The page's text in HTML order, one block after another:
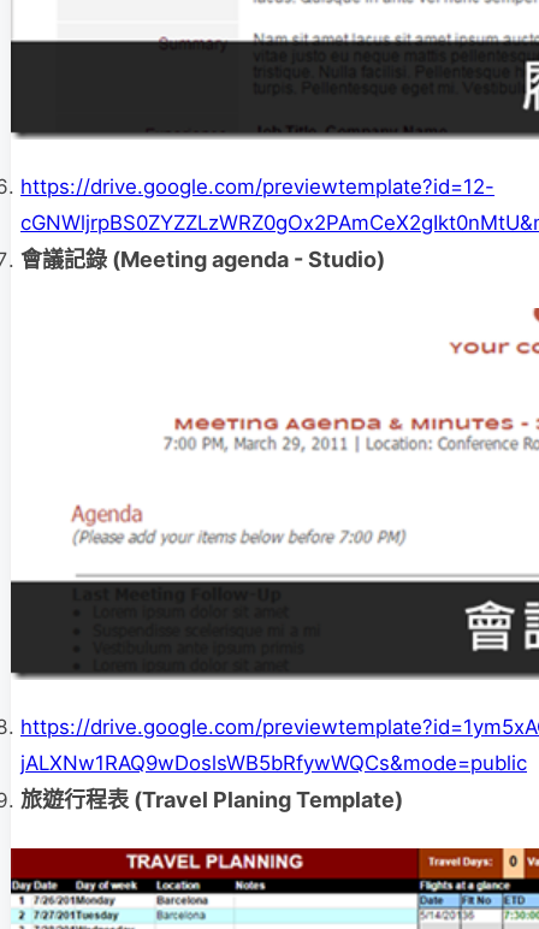
https://drive.google.com/previewtemplate?id=12-
會議記錄 (Meeting agenda - Studio)
https://drive.google.com/
jALXNw1RAQ9wDoslsWB5bRfywWQCs&mode=public
旅遊行程表 (Travel Planing Template)